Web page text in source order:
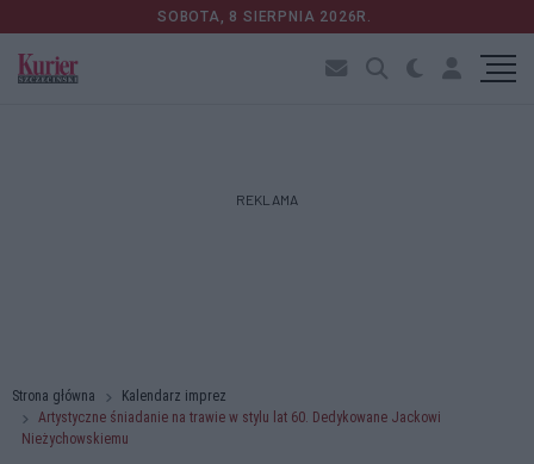
SOBOTA, 8 SIERPNIA 2026R.
REKLAMA
Strona główna
Kalendarz imprez
Artystyczne śniadanie na trawie w stylu lat 60. Dedykowane Jackowi
Nieżychowskiemu